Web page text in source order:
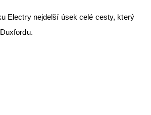
Electry nejdelší úsek celé cesty, který